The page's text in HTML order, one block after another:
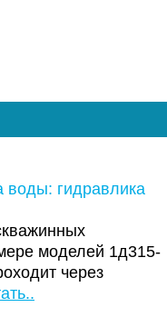
гидравлика
моделей 1д315-
через